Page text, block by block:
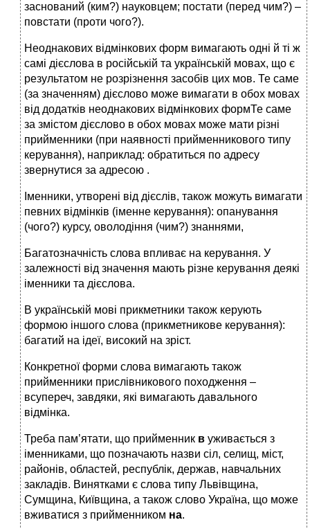
заснований (ким?) науковцем; постати (перед чим?) –
повстати (проти чого?).
Неоднакових відмінкових форм вимагають одні й ті ж
самі дієслова в російській та українській мовах, що є
результатом не розрізнення засобів цих мов. Те саме
(за значенням) дієслово може вимагати в обох мовах
від додатків неоднакових відмінкових формТе саме
за змістом дієслово в обох мовах може мати різні
прийменники (при наявності прийменникового типу
керування), наприклад: обратиться по адресу
звернутися за адресою .
Іменники, утворені від дієслів, також можуть вимагати
певних відмінків (іменне керування): опанування
(чого?) курсу, оволодіння (чим?) знаннями,
Багатозначність слова впливає на керування. У
залежності від значення мають різне керування деякі
іменники та дієслова.
В українській мові прикметники також керують
формою іншого слова (прикметникове керування):
багатий на ідеї, високий на зріст.
Конкретної форми слова вимагають також
прийменники прислівникового походження –
всупереч, завдяки, які вимагають давального
відмінка.
Треба пам’ятати, що прийменник в уживається з
іменниками, що позначають назви сіл, селищ, міст,
районів, областей, республік, держав, навчальних
закладів. Винятками є слова типу Львівщина,
Сумщина, Київщина, а також слово Україна, що може
вживатися з прийменником на.